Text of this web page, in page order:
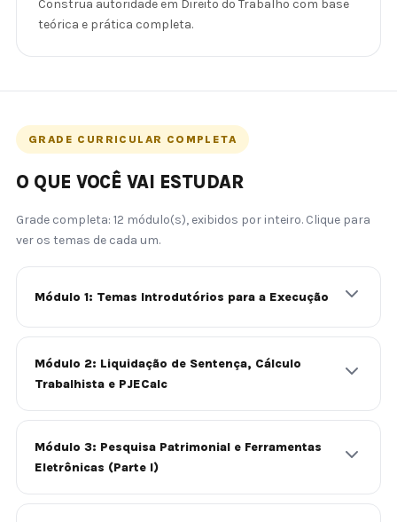
Construa autoridade em Direito do Trabalho com base
teórica e prática completa.
GRADE CURRICULAR COMPLETA
O QUE VOCÊ VAI ESTUDAR
Grade completa: 12 módulo(s), exibidos por inteiro. Clique para
ver os temas de cada um.
Módulo 1: Temas Introdutórios para a Execução
Módulo 2: Liquidação de Sentença, Cálculo
Trabalhista e PJECalc
Módulo 3: Pesquisa Patrimonial e Ferramentas
Eletrônicas (Parte I)